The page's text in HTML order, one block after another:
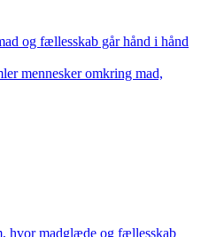
og fællesskab går hånd i hånd
mennesker omkring mad,
hvor madglæde og fællesskab